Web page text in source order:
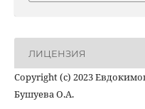
ЛИЦЕНЗИЯ
Copyright (c) 2023
Бушуева О.А.